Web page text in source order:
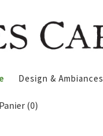
Design & Ambiances
Panier (0)